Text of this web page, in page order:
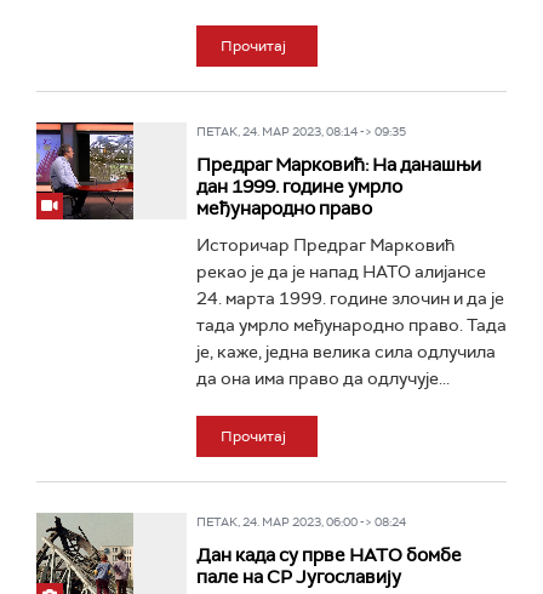
Прочитај
ПЕТАК, 24. МАР 2023, 08:14 -> 09:35
Предраг Марковић: На данашњи
дан 1999. године умрло
међународно право
Историчар Предраг Марковић
рекао је да је напад НАТО алијансе
24. марта 1999. године злочин и да је
тада умрло међународно право. Тада
је, каже, једна велика сила одлучила
да она има право да одлучује...
Прочитај
ПЕТАК, 24. МАР 2023, 06:00 -> 08:24
Дан када су прве НАТО бомбе
пале на СР Југославију